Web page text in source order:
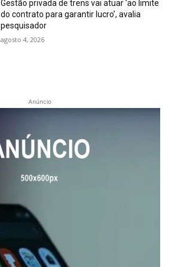
Gestão privada de trens vai atuar ‘ao limite
do contrato para garantir lucro’, avalia
pesquisador
agosto 4, 2026
Anúncio